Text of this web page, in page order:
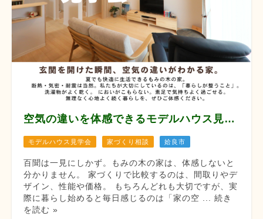
空気の違いを体感できるモデルハウス見学会 【8月12/13/14/22/23/29/30】
モデルハウス見学会 家づくり相談 姶良市
百聞は一見にしかず。もみの木の家は、体感しないと
分かりません。 家づくりで比較するのは、間取りやデ
ザイン、性能や価格。 もちろんどれも大切ですが、実
際に暮らし始めると毎日感じるのは「家の空 ... 続き
を読む »